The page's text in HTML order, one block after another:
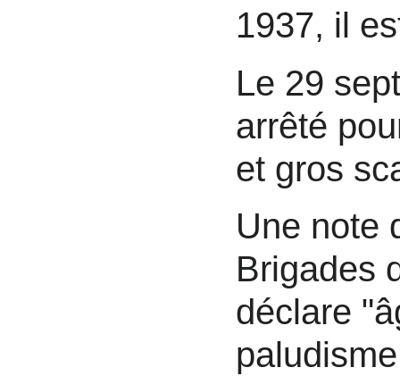
1937, il
Le 29
arrêté
et gros
Une note
Brigades
déclare